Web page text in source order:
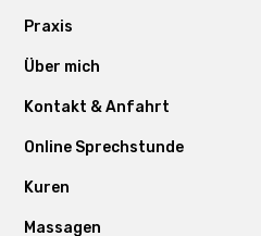
Praxis
Über mich
Kontakt & Anfahrt
Online Sprechstunde
Kuren
Massagen